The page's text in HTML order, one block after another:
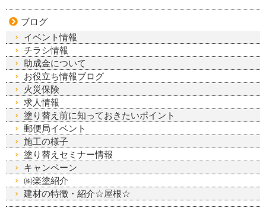
ブログ
イベント情報
チラシ情報
助成金について
お役立ち情報ブログ
火災保険
求人情報
塗り替え前に知っておきたいポイント
郵便局イベント
施工の様子
塗り替えセミナー情報
キャンペーン
㈱楽塗紹介
建材の特徴・紹介☆屋根☆